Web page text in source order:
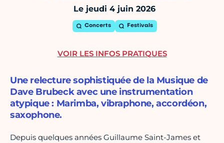
Le jeudi 4 juin 2026
Concerts Festivals
Une relecture sophistiquée de la Musique de
Dave Brubeck avec une instrumentation
atypique : Marimba, vibraphone, accordéon,
saxophone.
Depuis quelques années Guillaume Saint-James et
VOIR LES INFOS PRATIQUES